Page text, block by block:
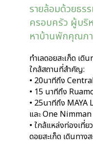
รายล้อมด้วยธร
ครอบครัว ผู้บริ
หาบ้านพักคุณภ
ทำเลดอยสะเก็ด เดิ
ใกล้สถานที่สำคัญ:
• 20นาทีถึง
• 15 นาทีถึง
• 25นาทีถึง
และ One Nimman
• ใกล้แหล่งท่องเที่ย
ดอยสะเก็ด เดินทาง